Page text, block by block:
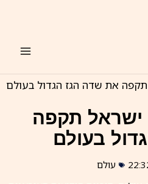
תקפה את שדה הגז הגדול בעולם
ישראל תקפה
בעולם
עולם